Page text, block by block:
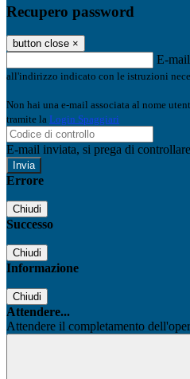
Recupero password
button close ×
E-mail
all'indirizzo indicato con le istruzioni
Non hai una e-mail associata al nome
tramite la Login Spaggiari
E-mail inviata, si prega di
Errore
Chiudi
Successo
Chiudi
Informazione
Chiudi
Attendere...
Attendere il completamento